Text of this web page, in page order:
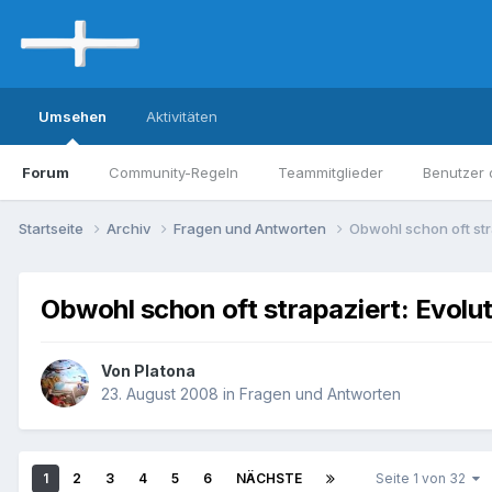
Umsehen
Forum Community-Regeln Teammitglieder Benutzer
Aktivitäten
Startseite Archiv Fragen und Antworten Obwohl schon oft
Obwohl schon oft strapaziert:
Von Platona
23. August 2008 in Fragen und Antworten
1 2 3 4 5 6 NÄCHSTE Seite 1 von 32